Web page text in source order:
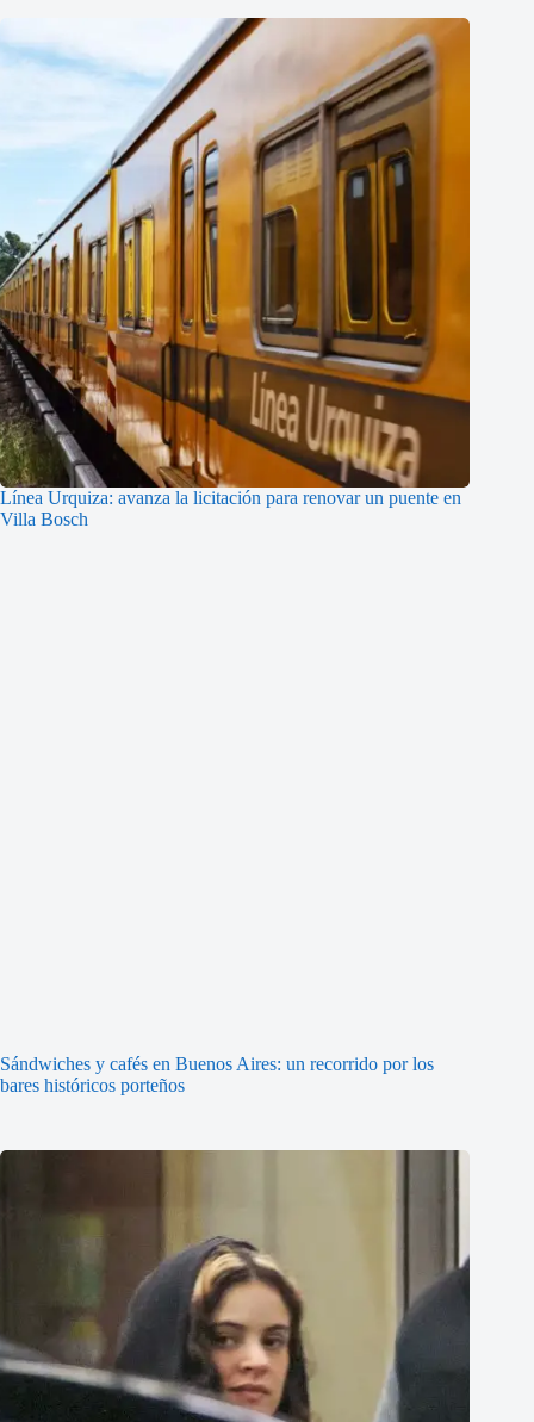
Línea Urquiza: avanza la licitación para renovar un puente en
Villa Bosch
Sándwiches y cafés en Buenos Aires: un recorrido por los
bares históricos porteños